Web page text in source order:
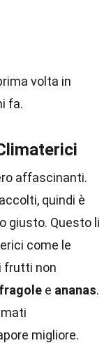
volta in
fa.
affascinanti.
quindi è
giusto. Questo li
come le
frutti non
fragole e ananas.
migliore.